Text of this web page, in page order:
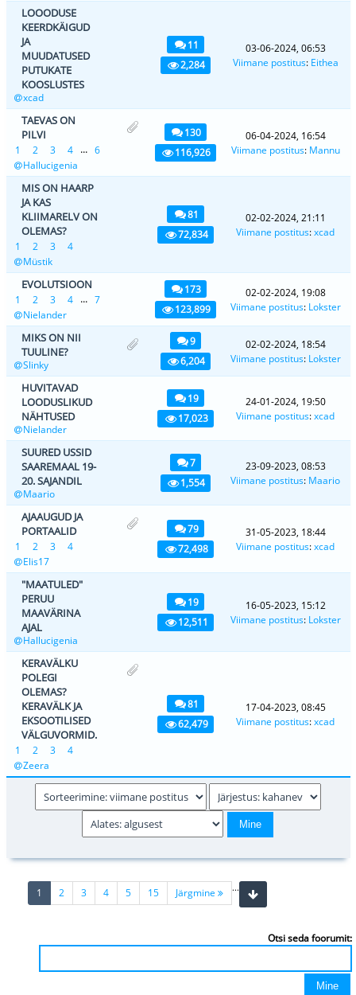
LOOODUSE
KEERDKÄIGUD
JA
MUUDATUSED
PUTUKATE
KOOSLUSTES
xcad
11
2,284
03-06-2024, 06:53
Viimane postitus: Eithea
TAEVAS ON
PILVI
1 2 3 4 ... 6
Hallucigenia
130
116,926
06-04-2024, 16:54
Viimane postitus: Mannu
MIS ON HAARP
JA KAS
KLIIMARELV ON
OLEMAS?
1 2 3
4
Müstik
81
72,834
02-02-2024, 21:11
Viimane postitus:xcad
EVOLUTSIOON
1 2 3 4 ... 7
Nielander
173
123,899
02-02-2024, 19:08
Viimane postitus: Lokster
MIKS ON NII
TUULINE?
Slinky
9
6,204
02-02-2024, 18:54
Viimane postitus: Lokster
HUVITAVAD
LOODUSLIKUD
NÄHTUSED
Nielander
19
17,023
24-01-2024, 19:50
Viimane postitus:xcad
SUURED USSID
SAAREMAAL 19-
20. SAJANDIL
Maario
7
1,554
23-09-2023, 08:53
Viimane postitus: Maario
AJAAUGUD JA
PORTAALID
1 2 3
4
Elis17
79
72,498
31-05-2023, 18:44
Viimane postitus:xcad
"MAATULED"
PERUU
MAAVÄRINA
AJAL
Hallucigenia
19
12,511
16-05-2023, 15:12
Viimane postitus: Lokster
KERAVÄLKU
POLEGI
OLEMAS?
KERAVÄLK JA
EKSOOTILISED
VÄLGUVORMID.
1 2 3
4
Zeera
81
62,479
17-04-2023, 08:45
Viimane postitus:xcad
1 (current)
2 3 4 5 ...
15 Järgmine
Otsi seda foorumit: